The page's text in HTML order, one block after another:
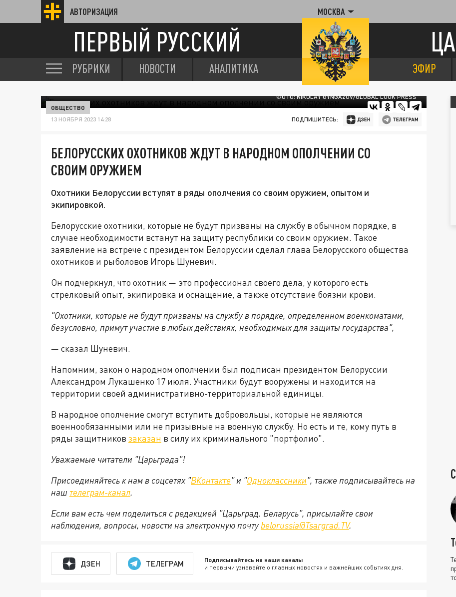
АВТОРИЗАЦИЯ МОСКВА
ПЕРВЫЙ РУССКИЙ
РУБРИКИ НОВОСТИ АНАЛИТИКА ЭФИР
ФОТО: NIKOLAY GYNGAZOV/GLOBAL LOOK PRESS
ОБЩЕСТВО
13 НОЯБРЯ 2023 14:28 ПОДПИШИТЕСЬ:
БЕЛОРУССКИХ ОХОТНИКОВ ЖДУТ В НАРОДНОМ ОПОЛЧЕНИИ СО
СВОИМ ОРУЖИЕМ
Охотники Белоруссии вступят в ряды ополчения со своим оружием, опытом и
экипировкой.
Белорусские охотники, которые не будут призваны на службу в обычном порядке, в
случае необходимости встанут на защиту республики со своим оружием. Такое
заявление на встрече с президентом Белоруссии сделал глава Белорусского общества
охотников и рыболовов Игорь Шуневич.
Он подчеркнул, что охотник — это профессионал своего дела, у которого есть
стрелковый опыт, экипировка и оснащение, а также отсутствие боязни крови.
"Охотники, которые не будут призваны на службу в порядке, определенном военкоматами,
безусловно, примут участие в любых действиях, необходимых для защиты государства",
— сказал Шуневич.
Напомним, закон о народном ополчении был подписан президентом Белоруссии
Александром Лукашенко 17 июля. Участники будут вооружены и находится на
территории своей административно-территориальной единицы.
В народное ополчение смогут вступить добровольцы, которые не являются
военнообязанными или не призывные на военную службу. Но есть и те, кому путь в
ряды защитников заказан в силу их криминального "портфолио".
Уважаемые читатели "Царьграда"!
Присоединяйтесь к нам в соцсетях "ВКонтакте" и "Одноклассники", также подписывайтесь на
наш телеграм-канал.
Если вам есть чем поделиться с редакцией "Царьград. Беларусь", присылайте свои
наблюдения, вопросы, новости на электронную почту belorussia@Tsargrad.TV.
ДЗЕН ТЕЛЕГРАМ Подписывайтесь на наши каналы
и первыми узнавайте о главных новостях и важнейших событиях дня.